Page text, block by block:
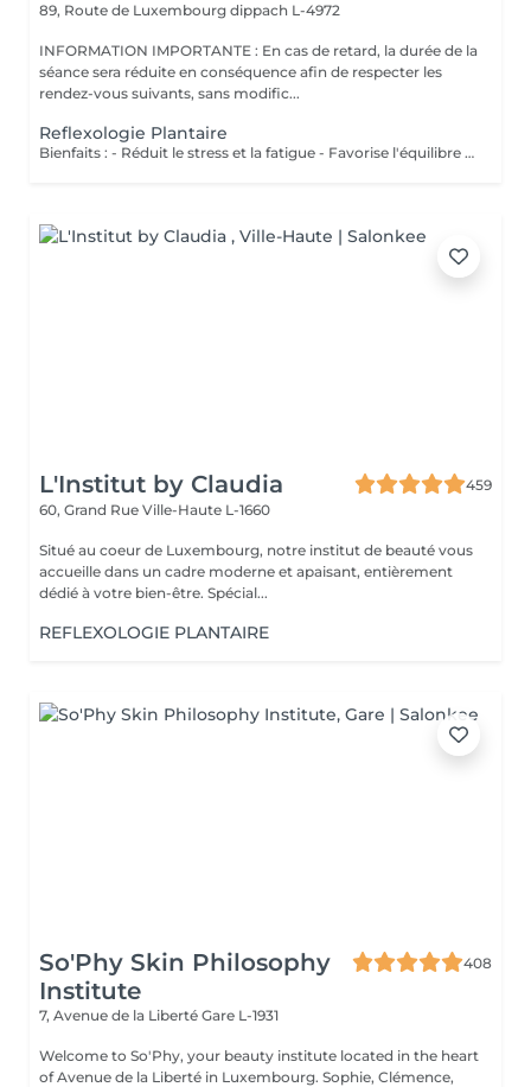
89, Route de Luxembourg dippach L-4972
INFORMATION IMPORTANTE : En cas de retard, la durée de la
séance sera réduite en conséquence afin de respecter les
rendez-vous suivants, sans modific...
Reflexologie Plantaire
Bienfaits : - Réduit le stress et la fatigue - Favorise l'équilibre du corps - Stimule les fonctions naturelles de l'organisme - Améliore le bien-être général
L'Institut by Claudia
459
60, Grand Rue Ville-Haute L-1660
Situé au coeur de Luxembourg, notre institut de beauté vous
accueille dans un cadre moderne et apaisant, entièrement
dédié à votre bien-être. Spécial...
REFLEXOLOGIE PLANTAIRE
So'Phy Skin Philosophy
Institute
408
7, Avenue de la Liberté Gare L-1931
Welcome to So'Phy, your beauty institute located in the heart
of Avenue de la Liberté in Luxembourg. Sophie, Clémence,